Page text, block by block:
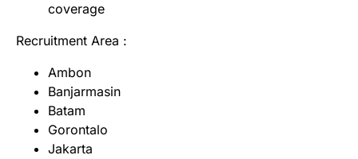
coverage
Recruitment Area :
Ambon
Banjarmasin
Batam
Gorontalo
Jakarta